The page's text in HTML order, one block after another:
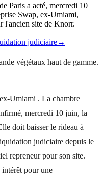
Paris a acté, mercredi 10
Swap, ex-Umiami,
l'ancien site de Knorr.
judiciaire→
végétaux haut de gamme.
Umiami . La chambre
mercredi 10 juin, la
doit baisser le rideau à
judiciaire depuis le
repreneur pour son site.
intérêt pour une